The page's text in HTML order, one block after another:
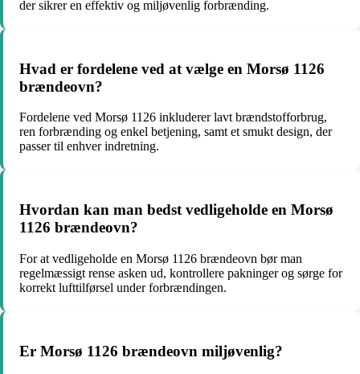
der sikrer en effektiv og miljøvenlig forbrænding.
Hvad er fordelene ved at vælge en Morsø 1126
brændeovn?
Fordelene ved Morsø 1126 inkluderer lavt brændstofforbrug,
ren forbrænding og enkel betjening, samt et smukt design, der
passer til enhver indretning.
Hvordan kan man bedst vedligeholde en Morsø
1126 brændeovn?
For at vedligeholde en Morsø 1126 brændeovn bør man
regelmæssigt rense asken ud, kontrollere pakninger og sørge for
korrekt lufttilførsel under forbrændingen.
Er Morsø 1126 brændeovn miljøvenlig?